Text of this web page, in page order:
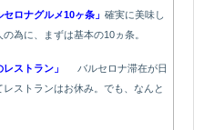
セロナグルメ10ヶ条」確実に美味し
為に、まずは基本の10ヵ条。
ストラン」
バルセロナ滞在が日
ストランはお休み。でも、なんと